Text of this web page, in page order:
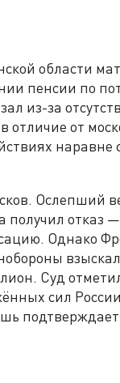
области
пенсии по
из-за
от
Ослепший
отказ —
Однако
Суд
сил
подтверждает